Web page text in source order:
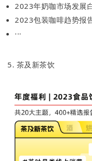
2023年奶咖市场发展
2023包装咖啡趋势报
···
5. 茶及新茶饮